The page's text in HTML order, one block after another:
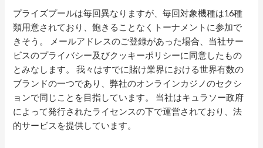
プライズプールは毎回異なりますが、毎回対象機種は16種
類用意されており、飽きることなくトーナメントに参加で
きそう。 メールアドレスのご登録があった場合、当社サー
ビスのプライバシー及びクッキーポリシーに同意したもの
とみなします。 我々はすでに賭け業界における世界有数の
ブランドの一つであり、弊社のオンラインカジノのセクシ
ョンで同じことを目指しています。 当社はキュラソー政府
によって発行されたライセンスの下で運営されており、法
的サービスを提供しています。